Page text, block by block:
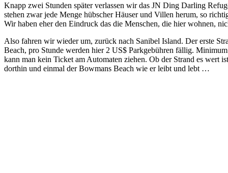
Knapp zwei Stunden später verlassen wir das JN Ding Darling
stehen zwar jede Menge hübscher Häuser und Villen herum, so
Wir haben eher den Eindruck das die Menschen, die hier wohnen,
Also fahren wir wieder um, zurück nach Sanibel Island. Der erste
Beach, pro Stunde werden hier 2 US$ Parkgebühren fällig.
kann man kein Ticket am Automaten ziehen. Ob der Strand es wert
dorthin und einmal der Bowmans Beach wie er leibt und lebt …